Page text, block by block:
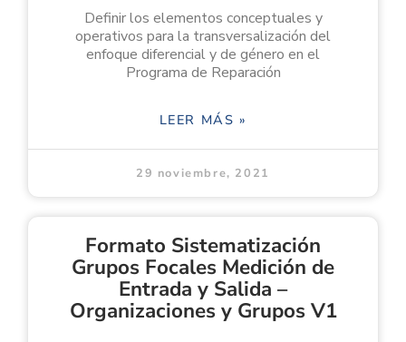
Definir los elementos conceptuales y
operativos para la transversalización del
enfoque diferencial y de género en el
Programa de Reparación
LEER MÁS »
29 noviembre, 2021
Formato Sistematización
Grupos Focales Medición de
Entrada y Salida –
Organizaciones y Grupos V1